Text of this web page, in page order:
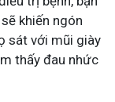
khiến ngón
sát với mũi giày
thấy đau nhức